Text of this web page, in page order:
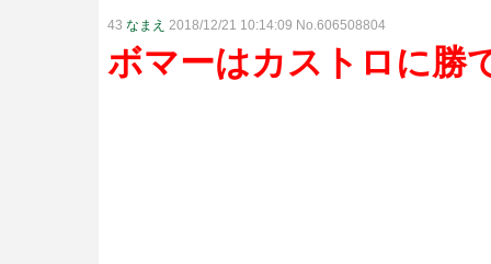
43 なまえ 2018/12/21 10:14:09 No.606508804
ボマーはカストロに勝